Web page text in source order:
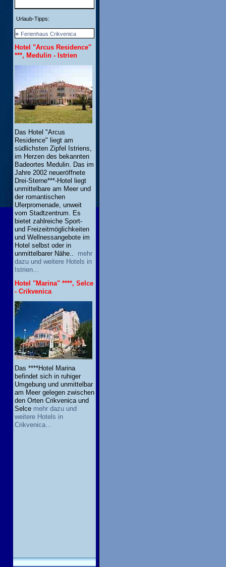
Urlaub-Tipps:
» Ferienhaus Crikvenica
Hotel "Arcus Residence"
***, Medulin - Istrien
Das Hotel "Arcus
Residence" liegt am
südlichsten Zipfel Istriens,
im Herzen des bekannten
Badeortes Medulin. Das im
Jahre 2002 neueröffnete
Drei-Sterne***-Hotel liegt
unmittelbare am Meer und
der romantischen
Uferpromenade, unweit
vom Stadtzentrum. Es
bietet zahlreiche Sport-
und Freizeitmöglichkeiten
und Wellnessangebote im
Hotel selbst oder in
unmittelbarer Nähe.. mehr
dazu und weitere Hotels in
Istrien...
Hotel "Marina" ****, Selce
- Crikvenica
Das ****Hotel Marina
befindet sich in ruhiger
Umgebung und unmittelbar
am Meer gelegen zwischen
den Orten Crikvenica und
Selce mehr dazu und
weitere Hotels in
Crikvenica...